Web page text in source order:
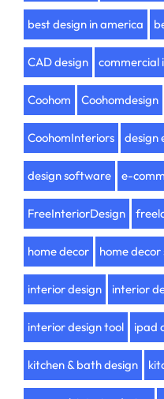
best design in america
CAD design commercial
Coohom Coohomdesign
CoohomInteriors design
design software e-
FreeInteriorDesign
home decor home decor
interior design interior
interior design tool ipad
kitchen & bath design